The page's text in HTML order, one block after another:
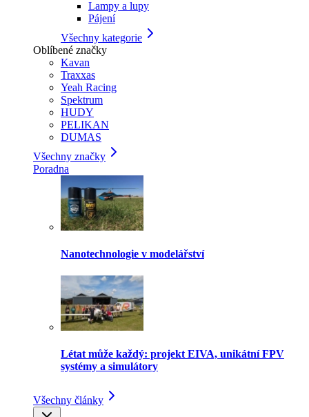
Lampy a lupy
Pájení
Všechny kategorie
Oblíbené značky
Kavan
Traxxas
Yeah Racing
Spektrum
HUDY
PELIKAN
DUMAS
Všechny značky
Poradna
Nanotechnologie v modelářství
Létat může každý: projekt EIVA, unikátní FPV
systémy a simulátory
Všechny články